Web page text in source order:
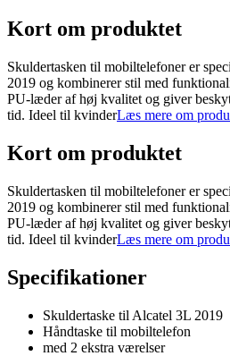
Kort om produktet
Skuldertasken til mobiltelefoner er
2019 og kombinerer stil med
PU-læder af høj kvalitet og giver
tid. Ideel til kvinderLæs mere om
Kort om produktet
Skuldertasken til mobiltelefoner er
2019 og kombinerer stil med
PU-læder af høj kvalitet og giver
tid. Ideel til kvinderLæs mere om
Specifikationer
Skuldertaske til Alcatel 3L 2019
Håndtaske til mobiltelefon
med 2 ekstra værelser